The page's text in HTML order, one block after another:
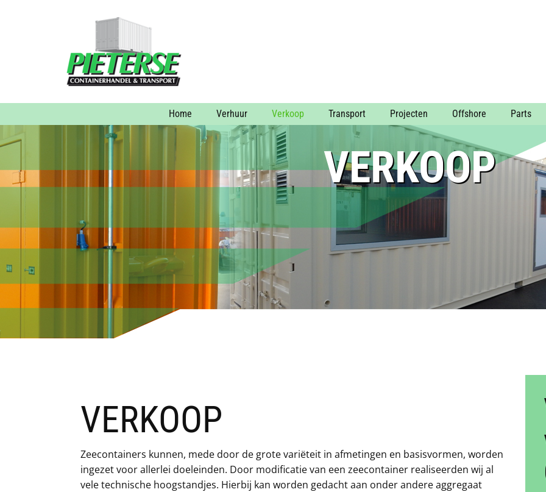
Home Verhuur Verkoop Transport Projecten Offshore Parts
VERKOOP
VERKOOP
Zeecontainers kunnen, mede door de grote variëteit in afmetingen en basisvormen, worden
ingezet voor allerlei doeleinden. Door modificatie van een zeecontainer realiseerden wij al
vele technische hoogstandjes. Hierbij kan worden gedacht aan onder andere aggregaat